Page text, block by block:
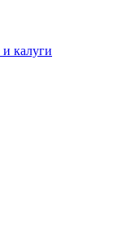
калуги